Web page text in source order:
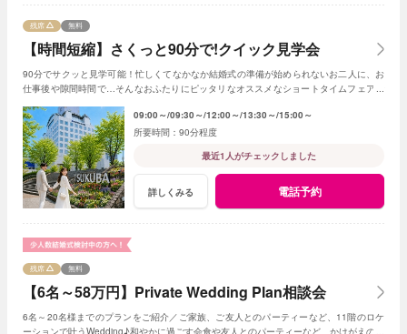
【時間短縮】さくっと90分で!クイック見学会
残席 無料
90分でサクッと見学可能！忙しくてなかなか結婚式の準備が始められないお二人に、お
仕事後や隙間時間で…そんなおふたりにピッタリなオススメなショートタイムフェアで
09:00～ 09:30～ 12:00～ 13:30～ 15:00～
90分程度
最近1人がチェックしました
詳しくみる 電話予約
【6名～58万円】Private Wedding Plan相談会
残席 無料
6名～20名様までのプランをご紹介／ご家族、ご友人とのパーティーなど、11階のロケ
ーションで叶うWedding♪和やかに過ごす会食や友人とのパーティーなど、かけがえのな